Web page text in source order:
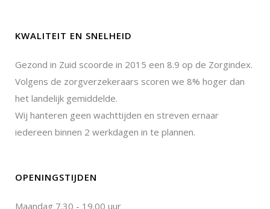
KWALITEIT EN SNELHEID
Gezond in Zuid scoorde in 2015 een 8.9 op de Zorgindex.
Volgens de zorgverzekeraars scoren we 8% hoger dan
het landelijk gemiddelde.
Wij hanteren geen wachttijden en streven ernaar
iedereen binnen 2 werkdagen in te plannen.
OPENINGSTIJDEN
Maandag 7.30 - 19.00 uur